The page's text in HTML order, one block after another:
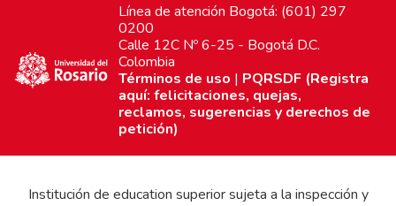
Línea de atención Bogotá: (601) 297
0200
Calle 12C Nº 6-25 - Bogotá D.C.
Colombia
Términos de uso | PQRSDF (Registra
aquí: felicitaciones, quejas,
reclamos, sugerencias y derechos de
petición)
Institución de education superior sujeta a la inspección y